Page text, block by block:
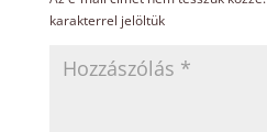
karakterrel jelöltük